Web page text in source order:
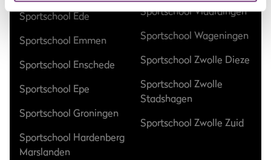
Sportschool Ede
Sportschool Emmen
Sportschool Enschede
Sportschool Epe
Sportschool Groningen
Sportschool Hardenberg
Marslanden
Sportschool Vlaardingen
Sportschool Wageningen
Sportschool Zwolle Dieze
Sportschool Zwolle
Stadshagen
Sportschool Zwolle Zuid